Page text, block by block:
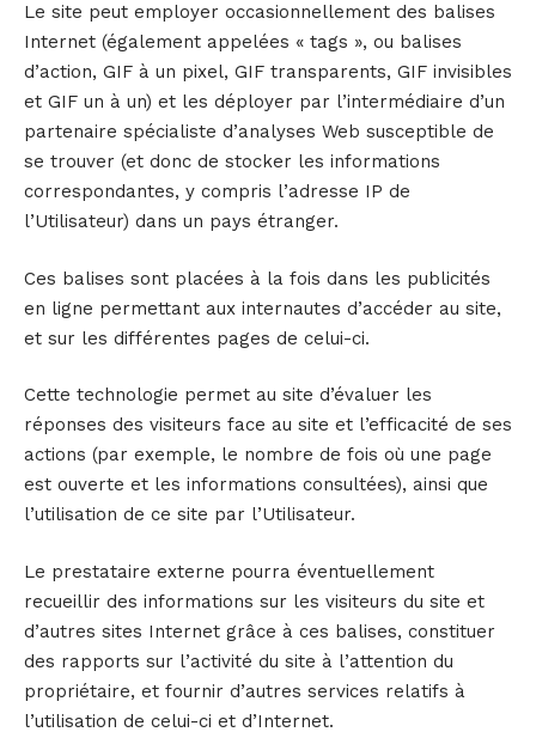
Le site peut employer occasionnellement des balises
Internet (également appelées « tags », ou balises
d’action, GIF à un pixel, GIF transparents, GIF invisibles
et GIF un à un) et les déployer par l’intermédiaire d’un
partenaire spécialiste d’analyses Web susceptible de
se trouver (et donc de stocker les informations
correspondantes, y compris l’adresse IP de
l’Utilisateur) dans un pays étranger.
Ces balises sont placées à la fois dans les publicités
en ligne permettant aux internautes d’accéder au site,
et sur les différentes pages de celui-ci.
Cette technologie permet au site d’évaluer les
réponses des visiteurs face au site et l’efficacité de ses
actions (par exemple, le nombre de fois où une page
est ouverte et les informations consultées), ainsi que
l’utilisation de ce site par l’Utilisateur.
Le prestataire externe pourra éventuellement
recueillir des informations sur les visiteurs du site et
d’autres sites Internet grâce à ces balises, constituer
des rapports sur l’activité du site à l’attention du
propriétaire, et fournir d’autres services relatifs à
l’utilisation de celui-ci et d’Internet.